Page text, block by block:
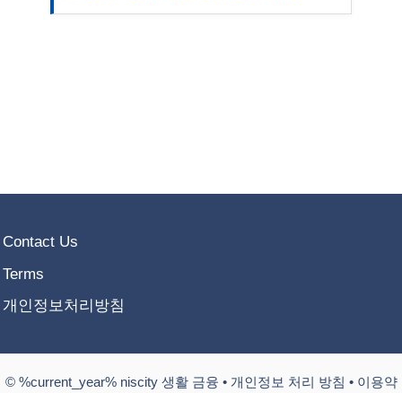
Contact Us
Terms
개인정보처리방침
© %current_year% niscity 생활 금융 • 개인정보 처리 방침 • 이용약